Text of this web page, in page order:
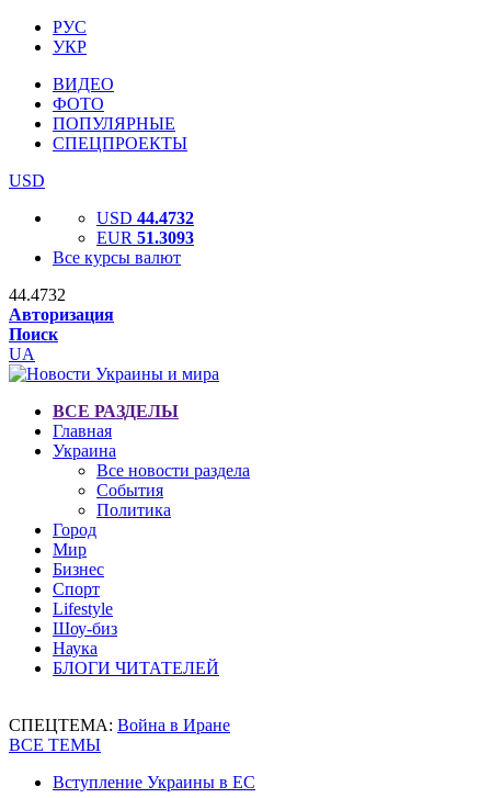
РУС
УКР
ВИДЕО
ФОТО
ПОПУЛЯРНЫЕ
СПЕЦПРОЕКТЫ
USD
USD 44.4732
EUR 51.3093
Все курсы валют
44.4732
Авторизация
Поиск
UA
ВСЕ РАЗДЕЛЫ
Главная
Украина
Все новости раздела
События
Политика
Город
Мир
Бизнес
Спорт
Lifestyle
Шоу-биз
Наука
БЛОГИ ЧИТАТЕЛЕЙ
СПЕЦТЕМА: Война в Иране
ВСЕ ТЕМЫ
Вступление Украины в ЕС